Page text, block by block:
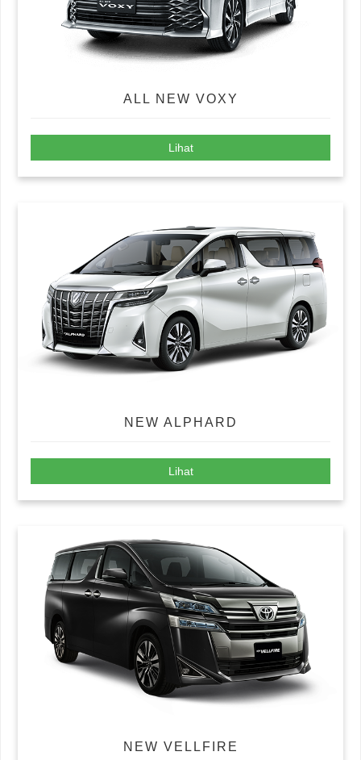
ALL NEW VOXY
Lihat
NEW ALPHARD
Lihat
NEW VELLFIRE